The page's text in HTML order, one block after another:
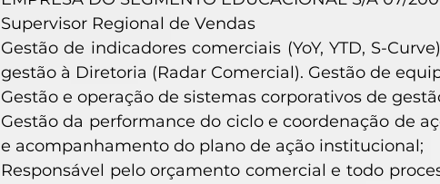
Supervisor Regional de Vendas
Gestão de indicadores comerciais (YoY, YTD, S-
gestão à Diretoria (Radar Comercial). Gestão de
Gestão e operação de sistemas corporativos de
Gestão da performance do ciclo e coordenação de
e acompanhamento do plano de ação institucional;
Responsável pelo orçamento comercial e todo